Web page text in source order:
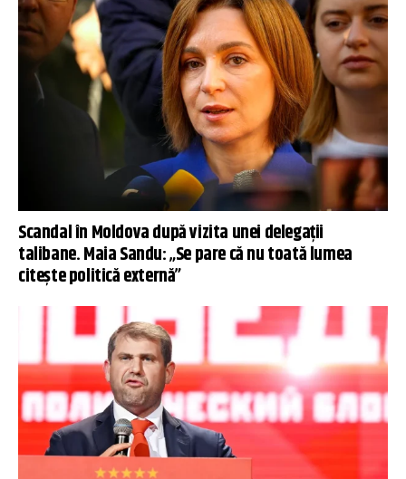
Scandal în Moldova după vizita unei delegații
talibane. Maia Sandu: „Se pare că nu toată lumea
citește politică externă”